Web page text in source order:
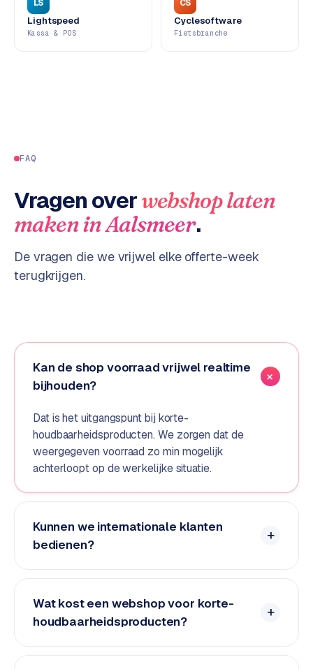
d
s
A
s
u
i
b
e
n
o
c
i
a
m
d
i
C
o
n
t
e
LS
Lightspeed
Kassa & POS
CS
Cyclesoftware
Fietsbranche
FAQ
Vragen overwebshop laten
makeninAalsmeer.
De vragen die we vrijwel elke offerte-week
terugkrijgen.
Kan de shop voorraad vrijwel realtime
bijhouden?
Dat is het uitgangspunt bij korte-
houdbaarheidsproducten. We zorgen dat de
weergegeven voorraad zo min mogelijk
achterloopt op de werkelijke situatie.
Kunnen we internationale klanten
bedienen?
Wat kost een webshop voor korte-
houdbaarheidsproducten?